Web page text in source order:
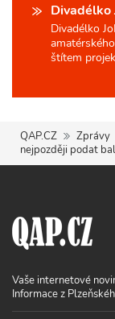
Divadélko
Divadélko
štítem
QAP.CZ Zprávy
nejpozději podat
Vaše internetové
Informace z